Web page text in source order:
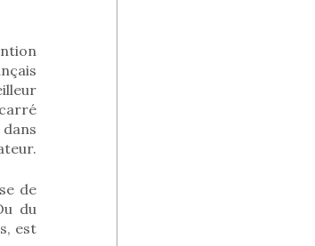
de
du
est